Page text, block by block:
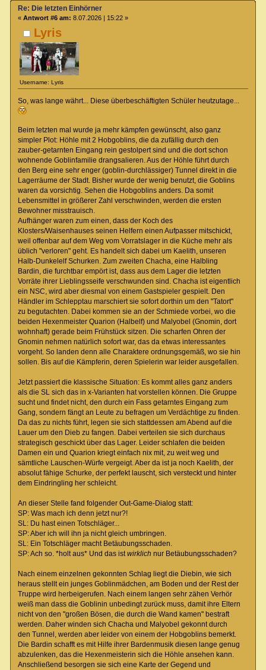
Lyris
Username: Lyris
Re: Die letzten Einhörner
« Antwort #6 am: 8.07.2026 | 15:22 »
So, was lange währt... Diese überbeschäftigten Schüler heutzutage...
Beim letzten mal wurde ja mehr kämpfen gewünscht, also ganz
simpler Plot: Höhle mit 2 Hobgoblins, die da zufällig durch den
zauber-getarnten Eingang rein gestolpert sind und die dort schon
wohnende Goblinfamilie drangsalieren. Aus der Höhle führt durch
den Berg eine sehr enger (goblin-durchlässiger) Tunnel direkt in die
Lagerräume der Stadt. Bisher wurde der wenig benutzt, die Goblins
waren da vorsichtig. Sehen die Hobgoblins anders. Da somit
Lebensmittel in größerer Zahl verschwinden, werden die ersten
Bewohner misstrauisch.
Aufhänger waren zum einen, dass der Koch des
Klosters/Waisenhauses seinen Helfern einen Aufpasser mitschickt,
weil offenbar auf dem Weg vom Vorratslager in die Küche mehr als
üblich "verloren" geht. Es handelt sich dabei um Kaelith, unseren
Halb-Dunkelelf Schurken. Zum zweiten Chacha, eine Halbling
Bardin, die furchtbar empört ist, dass aus dem Lager die letzten
Vorräte ihrer Lieblingsseife verschwunden sind. Chacha ist eigentlich
ein NSC, wird aber diesmal von einem Gastspieler gespielt. Den
Händler im Schlepptau marschiert sie sofort dorthin um den "Tatort"
zu begutachten. Dabei kommen sie an der Schmiede vorbei, wo die
beiden Hexenmeister Quarion (Halbelf) und Malyobel (Gnomin, dort
wohnhaft) gerade beim Frühstück sitzen. Die scharfen Ohren der
Gnomin nehmen natürlich sofort war, das da etwas interessantes
vorgeht. So landen denn alle Charaktere ordnungsgemäß, wo sie hin
sollen. Bis auf die Kämpferin, deren Spielerin war leider ausgefallen.
Jetzt passiert die klassische Situation: Es kommt alles ganz anders
als die SL sich das in x-Varianten hat vorstellen können. Die Gruppe
sucht und findet nicht, den durch ein Fass getarntes Eingang zum
Gang, sondern fängt an Leute zu befragen um Verdächtige zu finden.
Da das zu nichts führt, legen sie sich stattdessen am Abend auf die
Lauer um den Dieb zu fangen. Dabei verteilen sie sich durchaus
strategisch geschickt über das Lager. Leider schlafen die beiden
Damen ein und Quarion kriegt einfach nix mit, zu weit weg und
sämtliche Lauschen-Würfe vergeigt. Aber da ist ja noch Kaelith, der
absolut fähige Schurke, der perfekt lauscht, sich versteckt und hinter
dem Eindringling her schleicht.
An dieser Stelle fand folgender Out-Game-Dialog statt:
SP: Was mach ich denn jetzt nur?!
SL: Du hast einen Totschläger...
SP: Aber ich will ihn ja nicht gleich umbringen.
SL: Ein Totschläger macht Betäubungsschaden.
SP: Ach so. *holt aus* Und das istwirklich nur Betäubungsschaden?
Nach einem einzelnen gekonnten Schlag liegt die Diebin, wie sich
heraus stellt ein junges Goblinmädchen, am Boden und der Rest der
Truppe wird herbeigerufen. Nach einem langen sehr zähen Verhör
weiß man dass die Goblinin unbedingt zurück muss, damit ihre Eltern
nicht von den "großen Bösen, die durch die Wand kamen" bestraft
werden. Daher winden sich Chacha und Malyobel gekonnt durch
den Tunnel, werden aber leider von einem der Hobgoblins bemerkt.
Die Bardin schafft es mit Hilfe ihrer Bardenmusik diesen lange genug
abzulenken, das die Hexenmeisterin sich die Höhle ansehen kann.
Anschließend besorgen sie sich eine Karte der Gegend und